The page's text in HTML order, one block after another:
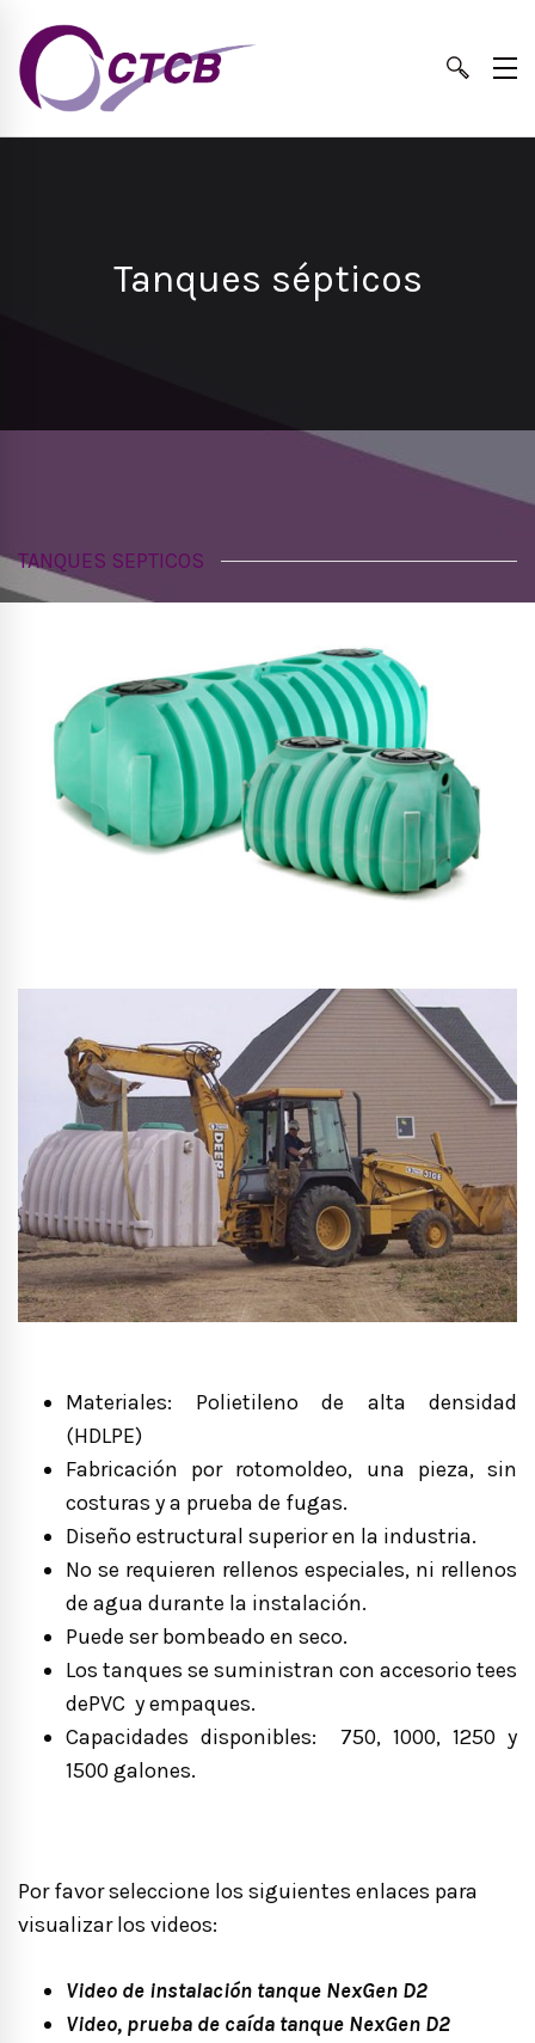
Tanques sépticos
TANQUES SEPTICOS
Materiales: Polietileno de alta densidad
(HDLPE)
Fabricación por rotomoldeo, una pieza, sin
costuras y a prueba de fugas.
Diseño estructural superior en la industria.
No se requieren rellenos especiales, ni rellenos
de agua durante la instalación.
Puede ser bombeado en seco.
Los tanques se suministran con accesorio tees
dePVC y empaques.
Capacidades disponibles: 750, 1000, 1250 y
1500 galones.
Por favor seleccione los siguientes enlaces para
visualizar los videos:
Video de instalación tanque NexGen D2
Video, prueba de caída tanque NexGen D2